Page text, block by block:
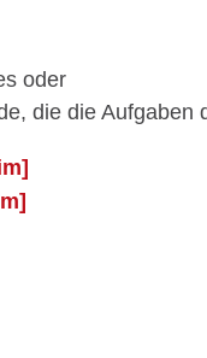
oder
die die